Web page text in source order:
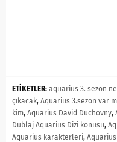
ETİKETLER: aquarius 3. sezon
çıkacak, Aquarius 3.sezon var
kim, Aquarius David Duchovny,
Dublaj Aquarius Dizi konusu,
Aquarius karakterleri,